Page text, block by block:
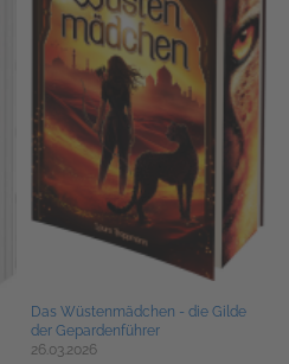
Das Wüstenmädchen - die Gilde
der Gepardenführer
26.03.2026